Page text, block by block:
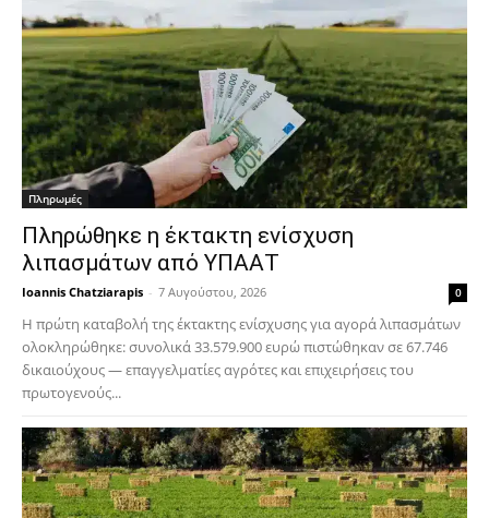
Πληρωμές
Πληρώθηκε η έκτακτη ενίσχυση
λιπασμάτων από ΥΠΑΑΤ
Ioannis Chatziarapis - 7 Αυγούστου, 2026 0
Η πρώτη καταβολή της έκτακτης ενίσχυσης για αγορά λιπασμάτων
ολοκληρώθηκε: συνολικά 33.579.900 ευρώ πιστώθηκαν σε 67.746
δικαιούχους — επαγγελματίες αγρότες και επιχειρήσεις του
πρωτογενούς...